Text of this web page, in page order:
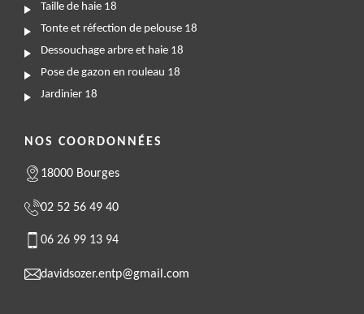
Taille de haie 18
Tonte et réfection de pelouse 18
Dessouchage arbre et haie 18
Pose de gazon en rouleau 18
Jardinier 18
NOS COORDONNÉES
18000 Bourges
02 52 56 49 40
06 26 99 13 94
davidsozer.entp@gmail.com